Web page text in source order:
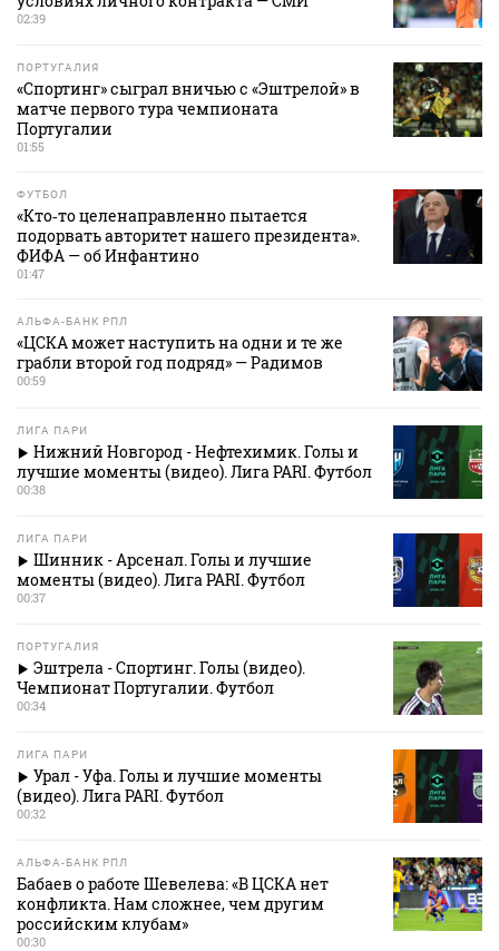
02:39
ПОРТУГАЛИЯ
«Спортинг» сыграл вничью с «Эштрелой» в
матче первого тура чемпионата
Португалии
01:55
ФУТБОЛ
«Кто‑то целенаправленно пытается
подорвать авторитет нашего президента».
ФИФА — об Инфантино
01:47
АЛЬФА-БАНК РПЛ
«ЦСКА может наступить на одни и те же
грабли второй год подряд» — Радимов
00:59
ЛИГА ПАРИ
Нижний Новгород - Нефтехимик. Голы и
лучшие моменты (видео). Лига PARI. Футбол
00:38
ЛИГА ПАРИ
Шинник - Арсенал. Голы и лучшие
моменты (видео). Лига PARI. Футбол
00:37
ПОРТУГАЛИЯ
Эштрела - Спортинг. Голы (видео).
Чемпионат Португалии. Футбол
00:34
ЛИГА ПАРИ
Урал - Уфа. Голы и лучшие моменты
(видео). Лига PARI. Футбол
00:32
АЛЬФА-БАНК РПЛ
Бабаев о работе Шевелева: «В ЦСКА нет
конфликта. Нам сложнее, чем другим
российским клубам»
00:30